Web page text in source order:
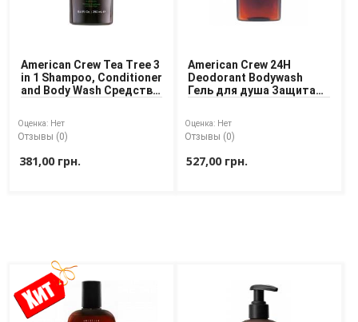
American Crew Tea Tree 3
in 1 Shampoo, Conditioner
and Body Wash Средство
Оценка: Нет
Отзывы (0)
381,00 грн.
American Crew 24H
Deodorant Bodywash
Гель для душа Защита
Оценка: Нет
Отзывы (0)
527,00 грн.